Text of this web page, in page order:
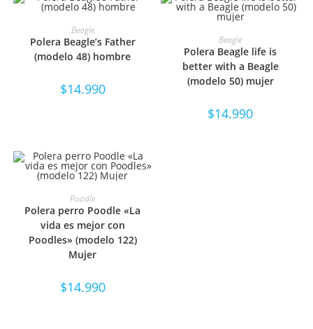
SELECCIONAR OPCIONES
Beagle
Polera Beagle’s Father
(modelo 48) hombre
$14.990
SELECCIONAR OPCIONES
Beagle
Polera Beagle life is
better with a Beagle
(modelo 50) mujer
$14.990
SELECCIONAR OPCIONES
Poodle
Polera perro Poodle «La
vida es mejor con
Poodles» (modelo 122)
Mujer
$14.990